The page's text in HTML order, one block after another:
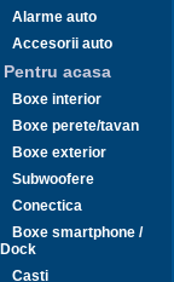
Alarme auto
Accesorii auto
Pentru acasa
Boxe interior
Boxe perete/tavan
Boxe exterior
Subwoofere
Conectica
Boxe smartphone /
Dock
Casti